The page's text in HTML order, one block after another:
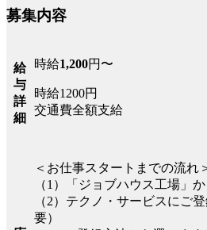
募集内容
給
与
詳
細
時給1,200円〜
時給1200円
交通費全額支給
＜お仕事スタートまでの流れ
（1）「ジョブハウス工場」
（2）テクノ・サービスにご
要）